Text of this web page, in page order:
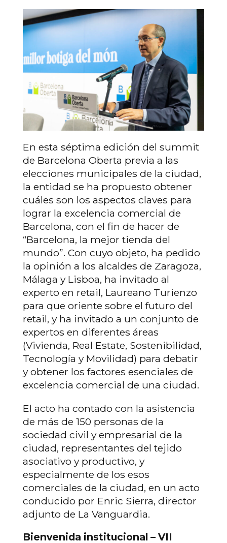
En esta séptima edición del summit
de Barcelona Oberta previa a las
elecciones municipales de la ciudad,
la entidad se ha propuesto obtener
cuáles son los aspectos claves para
lograr la excelencia comercial de
Barcelona, con el fin de hacer de
“Barcelona, la mejor tienda del
mundo”. Con cuyo objeto, ha pedido
la opinión a los alcaldes de Zaragoza,
Málaga y Lisboa, ha invitado al
experto en retail, Laureano Turienzo
para que oriente sobre el futuro del
retail, y ha invitado a un conjunto de
expertos en diferentes áreas
(Vivienda, Real Estate, Sostenibilidad,
Tecnología y Movilidad) para debatir
y obtener los factores esenciales de
excelencia comercial de una ciudad.
El acto ha contado con la asistencia
de más de 150 personas de la
sociedad civil y empresarial de la
ciudad, representantes del tejido
asociativo y productivo, y
especialmente de los esos
comerciales de la ciudad, en un acto
conducido por Enric Sierra, director
adjunto de La Vanguardia.
Bienvenida institucional – VII